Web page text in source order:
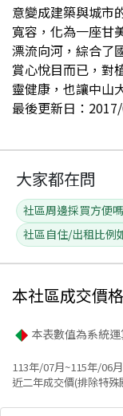
意變成建築與城市
寬容，化為一座甘
漂流向河，綜合了
賞心悅目而已，對
靈健康，也讓中山
最後更新日：
大家都在問
社區周邊採買方便
社區自住/出租比例
本社區成交價格
本表數值為系統
113年/07月~115年/06月
近二年成交價(排除特殊